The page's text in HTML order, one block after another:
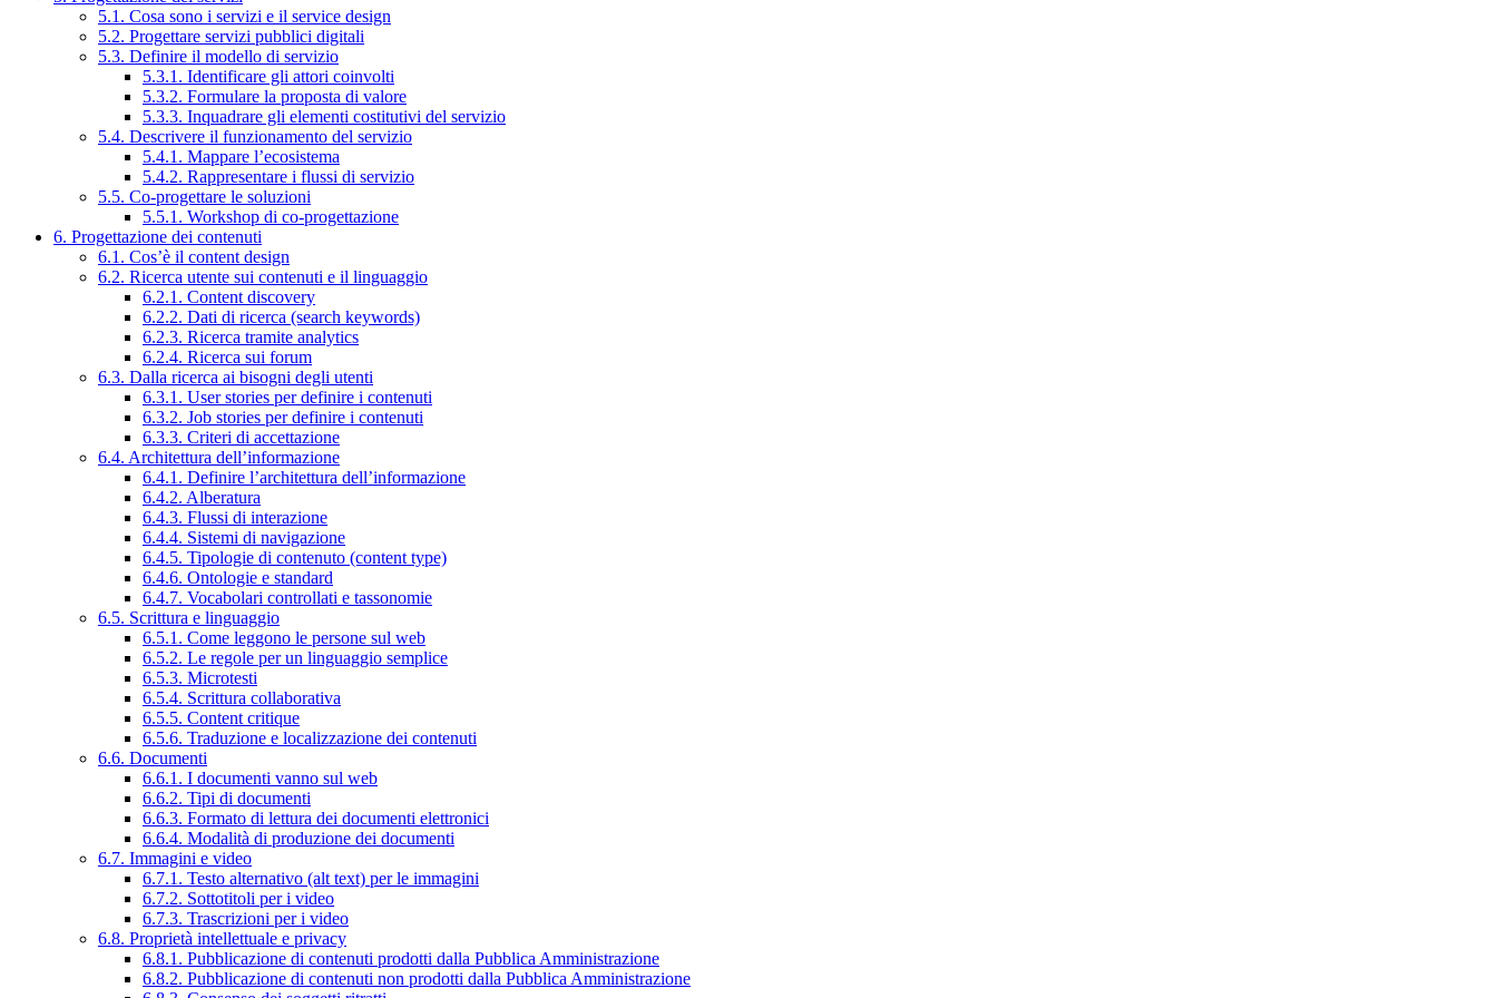
5.1. Cosa sono i servizi e il service design
5.2. Progettare servizi pubblici digitali
5.3. Definire il modello di servizio
5.3.1. Identificare gli attori coinvolti
5.3.2. Formulare la proposta di valore
5.3.3. Inquadrare gli elementi costitutivi del servizio
5.4. Descrivere il funzionamento del servizio
5.4.1. Mappare l’ecosistema
5.4.2. Rappresentare i flussi di servizio
5.5. Co-progettare le soluzioni
5.5.1. Workshop di co-progettazione
6. Progettazione dei contenuti
6.1. Cos’è il content design
6.2. Ricerca utente sui contenuti e il linguaggio
6.2.1. Content discovery
6.2.2. Dati di ricerca (search keywords)
6.2.3. Ricerca tramite analytics
6.2.4. Ricerca sui forum
6.3. Dalla ricerca ai bisogni degli utenti
6.3.1. User stories per definire i contenuti
6.3.2. Job stories per definire i contenuti
6.3.3. Criteri di accettazione
6.4. Architettura dell’informazione
6.4.1. Definire l’architettura dell’informazione
6.4.2. Alberatura
6.4.3. Flussi di interazione
6.4.4. Sistemi di navigazione
6.4.5. Tipologie di contenuto (content type)
6.4.6. Ontologie e standard
6.4.7. Vocabolari controllati e tassonomie
6.5. Scrittura e linguaggio
6.5.1. Come leggono le persone sul web
6.5.2. Le regole per un linguaggio semplice
6.5.3. Microtesti
6.5.4. Scrittura collaborativa
6.5.5. Content critique
6.5.6. Traduzione e localizzazione dei contenuti
6.6. Documenti
6.6.1. I documenti vanno sul web
6.6.2. Tipi di documenti
6.6.3. Formato di lettura dei documenti elettronici
6.6.4. Modalità di produzione dei documenti
6.7. Immagini e video
6.7.1. Testo alternativo (alt text) per le immagini
6.7.2. Sottotitoli per i video
6.7.3. Trascrizioni per i video
6.8. Proprietà intellettuale e privacy
6.8.1. Pubblicazione di contenuti prodotti dalla Pubblica Amministrazione
6.8.2. Pubblicazione di contenuti non prodotti dalla Pubblica Amministrazione